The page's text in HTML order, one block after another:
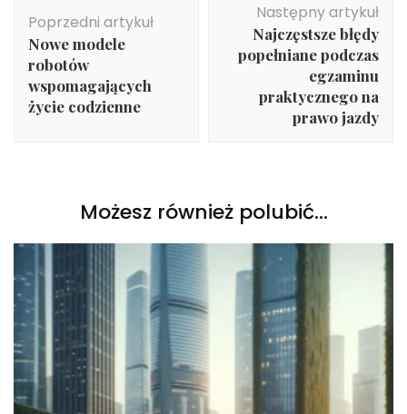
wpisu
Poprzedni artykuł
Nowe modele
robotów
wspomagających
życie codzienne
Następny artykuł
Najczęstsze błędy
popełniane podczas
egzaminu
praktycznego na
prawo jazdy
Możesz również polubić…